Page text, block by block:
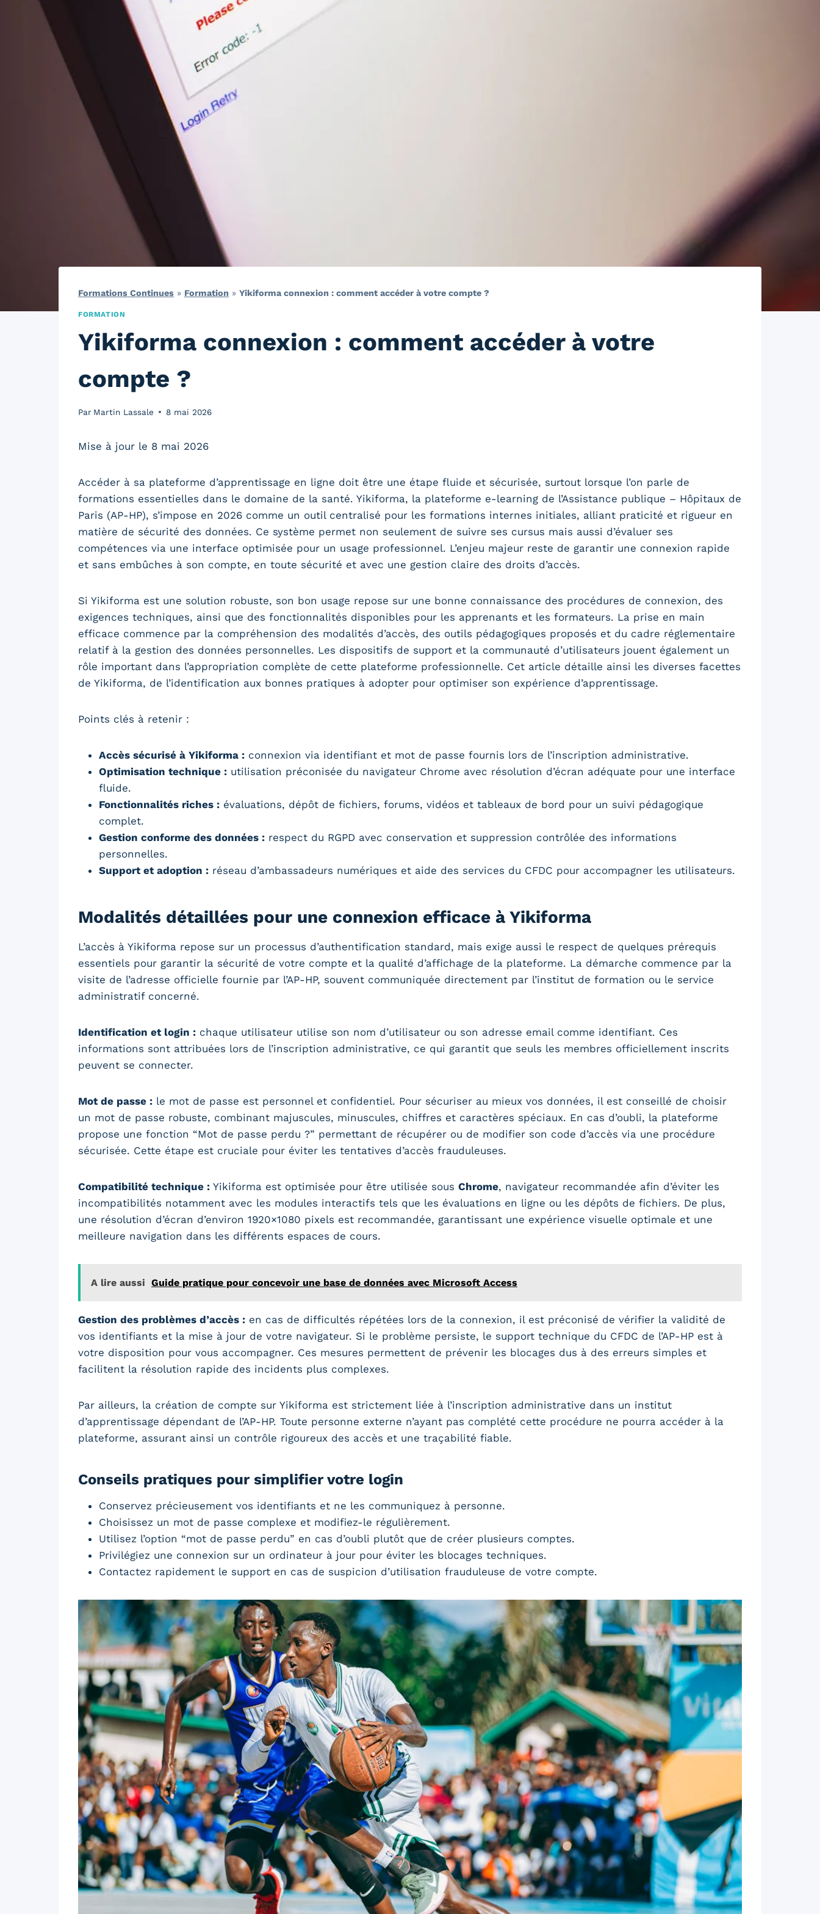
Formations Continues » Formation » Yikiforma connexion : comment accéder à votre compte ?
FORMATION
Yikiforma connexion : comment accéder à votre
compte ?
Par Martin Lassale 8 mai 2026
Mise à jour le 8 mai 2026
Accéder à sa plateforme d’apprentissage en ligne doit être une étape fluide et sécurisée, surtout lorsque l’on parle de
formations essentielles dans le domaine de la santé. Yikiforma, la plateforme e-learning de l’Assistance publique – Hôpitaux de
Paris (AP-HP), s’impose en 2026 comme un outil centralisé pour les formations internes initiales, alliant praticité et rigueur en
matière de sécurité des données. Ce système permet non seulement de suivre ses cursus mais aussi d’évaluer ses
compétences via une interface optimisée pour un usage professionnel. L’enjeu majeur reste de garantir une connexion rapide
et sans embûches à son compte, en toute sécurité et avec une gestion claire des droits d’accès.
Si Yikiforma est une solution robuste, son bon usage repose sur une bonne connaissance des procédures de connexion, des
exigences techniques, ainsi que des fonctionnalités disponibles pour les apprenants et les formateurs. La prise en main
efficace commence par la compréhension des modalités d’accès, des outils pédagogiques proposés et du cadre réglementaire
relatif à la gestion des données personnelles. Les dispositifs de support et la communauté d’utilisateurs jouent également un
rôle important dans l’appropriation complète de cette plateforme professionnelle. Cet article détaille ainsi les diverses facettes
de Yikiforma, de l’identification aux bonnes pratiques à adopter pour optimiser son expérience d’apprentissage.
Points clés à retenir :
Accès sécurisé à Yikiforma : connexion via identifiant et mot de passe fournis lors de l’inscription administrative.
Optimisation technique : utilisation préconisée du navigateur Chrome avec résolution d’écran adéquate pour une interface
fluide.
Fonctionnalités riches : évaluations, dépôt de fichiers, forums, vidéos et tableaux de bord pour un suivi pédagogique
complet.
Gestion conforme des données : respect du RGPD avec conservation et suppression contrôlée des informations
personnelles.
Support et adoption : réseau d’ambassadeurs numériques et aide des services du CFDC pour accompagner les utilisateurs.
Modalités détaillées pour une connexion efficace à Yikiforma
L’accès à Yikiforma repose sur un processus d’authentification standard, mais exige aussi le respect de quelques prérequis
essentiels pour garantir la sécurité de votre compte et la qualité d’affichage de la plateforme. La démarche commence par la
visite de l’adresse officielle fournie par l’AP-HP, souvent communiquée directement par l’institut de formation ou le service
administratif concerné.
Identification et login : chaque utilisateur utilise son nom d’utilisateur ou son adresse email comme identifiant. Ces
informations sont attribuées lors de l’inscription administrative, ce qui garantit que seuls les membres officiellement inscrits
peuvent se connecter.
Mot de passe : le mot de passe est personnel et confidentiel. Pour sécuriser au mieux vos données, il est conseillé de choisir
un mot de passe robuste, combinant majuscules, minuscules, chiffres et caractères spéciaux. En cas d’oubli, la plateforme
propose une fonction “Mot de passe perdu ?” permettant de récupérer ou de modifier son code d’accès via une procédure
sécurisée. Cette étape est cruciale pour éviter les tentatives d’accès frauduleuses.
Compatibilité technique : Yikiforma est optimisée pour être utilisée sous Chrome, navigateur recommandée afin d’éviter les
incompatibilités notamment avec les modules interactifs tels que les évaluations en ligne ou les dépôts de fichiers. De plus,
une résolution d’écran d’environ 1920×1080 pixels est recommandée, garantissant une expérience visuelle optimale et une
meilleure navigation dans les différents espaces de cours.
A lire aussi Guide pratique pour concevoir une base de données avec Microsoft Access
Gestion des problèmes d’accès : en cas de difficultés répétées lors de la connexion, il est préconisé de vérifier la validité de
vos identifiants et la mise à jour de votre navigateur. Si le problème persiste, le support technique du CFDC de l’AP-HP est à
votre disposition pour vous accompagner. Ces mesures permettent de prévenir les blocages dus à des erreurs simples et
facilitent la résolution rapide des incidents plus complexes.
Par ailleurs, la création de compte sur Yikiforma est strictement liée à l’inscription administrative dans un institut
d’apprentissage dépendant de l’AP-HP. Toute personne externe n’ayant pas complété cette procédure ne pourra accéder à la
plateforme, assurant ainsi un contrôle rigoureux des accès et une traçabilité fiable.
Conseils pratiques pour simplifier votre login
Conservez précieusement vos identifiants et ne les communiquez à personne.
Choisissez un mot de passe complexe et modifiez-le régulièrement.
Utilisez l’option “mot de passe perdu” en cas d’oubli plutôt que de créer plusieurs comptes.
Privilégiez une connexion sur un ordinateur à jour pour éviter les blocages techniques.
Contactez rapidement le support en cas de suspicion d’utilisation frauduleuse de votre compte.